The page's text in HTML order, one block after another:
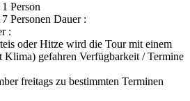
Person
Personen Dauer :
:
oder Hitze wird die Tour mit einem
Klima) gefahren Verfügbarkeit / Termine
freitags zu bestimmten Terminen